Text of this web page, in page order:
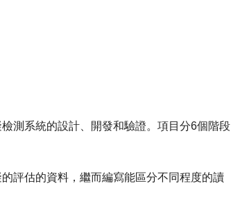
測系統的設計、開發和驗證。項目 分6個階段
評估的資料， 繼而編寫能區分不同程度的讀